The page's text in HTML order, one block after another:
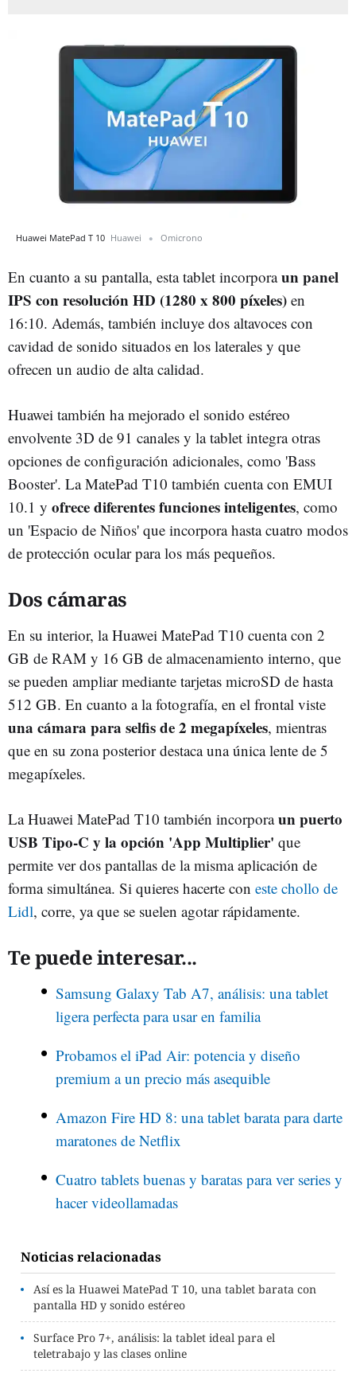
Huawei MatePad T 10 Huawei Omicrono
En cuanto a su pantalla, esta tablet incorporaun panel
IPS con resolución HD (1280 x 800 píxeles) en
16:10. Además, también incluye dos altavoces con
cavidad de sonido situados en los laterales y que
ofrecen un audio de alta calidad.
Huawei también ha mejorado el sonido estéreo
envolvente 3D de 91 canales y la tablet integra otras
opciones de configuración adicionales, como 'Bass
Booster'. La MatePad T10 también cuenta con EMUI
10.1 y ofrece diferentes funciones inteligentes, como
un 'Espacio de Niños' que incorpora hasta cuatro modos
de protección ocular para los más pequeños.
Dos cámaras
En su interior, la Huawei MatePad T10 cuenta con 2
GB de RAM y 16 GB de almacenamiento interno, que
se pueden ampliar mediante tarjetas microSD de hasta
512 GB. En cuanto a la fotografía, en el frontal viste
una cámara para selfis de 2 megapíxeles, mientras
que en su zona posterior destaca una única lente de 5
megapíxeles.
La Huawei MatePad T10 también incorporaun puerto
USB Tipo-C y la opción 'App Multiplier' que
permite ver dos pantallas de la misma aplicación de
forma simultánea. Si quieres hacerte con este chollo de
Lidl, corre, ya que se suelen agotar rápidamente.
Te puede interesar...
Samsung Galaxy Tab A7, análisis: una tablet
ligera perfecta para usar en familia
Probamos el iPad Air: potencia y diseño
premium a un precio más asequible
Amazon Fire HD 8: una tablet barata para darte
maratones de Netflix
Cuatro tablets buenas y baratas para ver series y
hacer videollamadas
Noticias relacionadas
Así es la Huawei MatePad T 10, una tablet barata con
pantalla HD y sonido estéreo
Surface Pro 7+, análisis: la tablet ideal para el
teletrabajo y las clases online